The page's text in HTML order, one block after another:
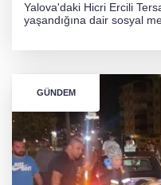
Yalova'daki Hicri Ercili
yaşandığına dair sosyal
GÜNDEM